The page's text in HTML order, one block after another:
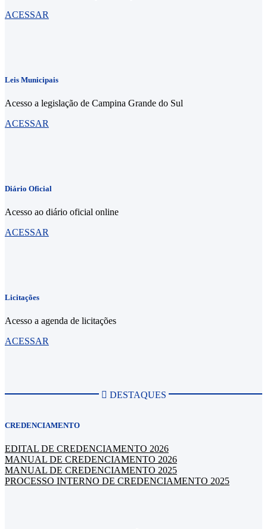
ACESSAR
Leis Municipais
Acesso a legislação de Campina Grande do Sul
ACESSAR
Diário Oficial
Acesso ao diário oficial online
ACESSAR
Licitações
Acesso a agenda de licitações
ACESSAR
CREDENCIAMENTO
EDITAL DE CREDENCIAMENTO 2026
MANUAL DE CREDENCIAMENTO 2026
MANUAL DE CREDENCIAMENTO 2025
PROCESSO INTERNO DE CREDENCIAMENTO 2025